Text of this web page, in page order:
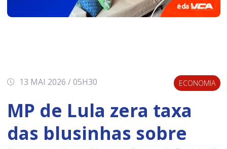
13 MAI 2026 / 05H30 ECONOMIA
MP de Lula zera taxa
das blusinhas sobre